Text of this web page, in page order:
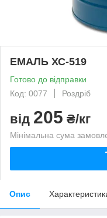
ЕМАЛЬ ХС-519
Готово до відправки
Код: 0077
Роздріб
від 205 ₴/кг
Мінімальна сума
Опис